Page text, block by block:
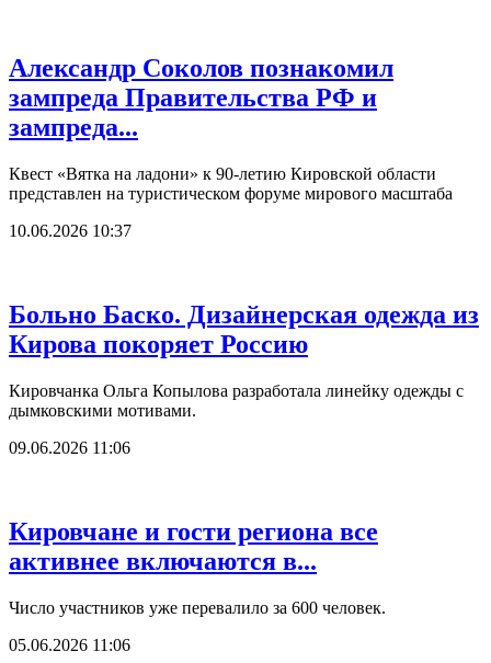
Александр Соколов познакомил
зампреда Правительства РФ и
зампреда...
Квест «Вятка на ладони» к 90-летию Кировской области
представлен на туристическом форуме мирового масштаба
10.06.2026 10:37
Больно Баско. Дизайнерская одежда из
Кирова покоряет Россию
Кировчанка Ольга Копылова разработала линейку одежды с
дымковскими мотивами.
09.06.2026 11:06
Кировчане и гости региона все
активнее включаются в...
Число участников уже перевалило за 600 человек.
05.06.2026 11:06